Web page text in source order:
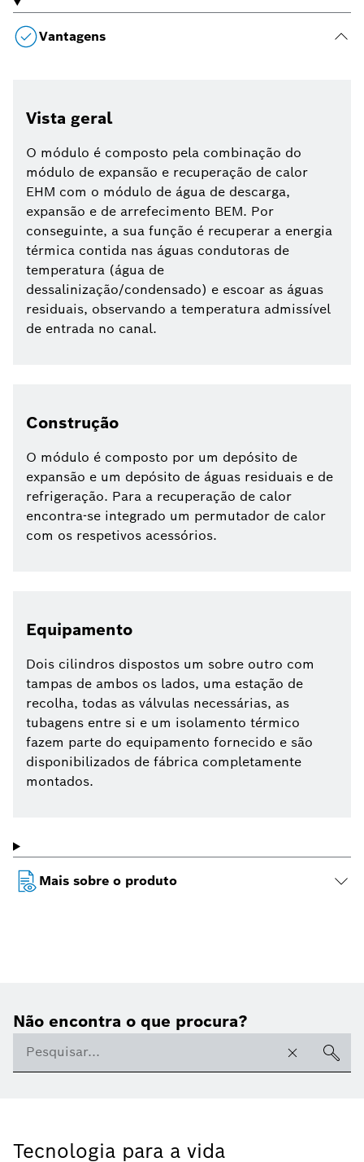
Vantagens
Vista geral
O módulo é composto pela combinação do
módulo de expansão e recuperação de calor
EHM com o módulo de água de descarga,
expansão e de arrefecimento BEM. Por
conseguinte, a sua função é recuperar a energia
térmica contida nas águas condutoras de
temperatura (água de
dessalinização/condensado) e escoar as águas
residuais, observando a temperatura admissível
de entrada no canal.
Construção
O módulo é composto por um depósito de
expansão e um depósito de águas residuais e de
refrigeração. Para a recuperação de calor
encontra-se integrado um permutador de calor
com os respetivos acessórios.
Equipamento
Dois cilindros dispostos um sobre outro com
tampas de ambos os lados, uma estação de
recolha, todas as válvulas necessárias, as
tubagens entre si e um isolamento térmico
fazem parte do equipamento fornecido e são
disponibilizados de fábrica completamente
montados.
Mais sobre o produto
Não encontra o que procura?
Tecnologia para a vida